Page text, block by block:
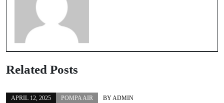
Related Posts
APRIL 12, 2025 POMPA AIR BY ADMIN